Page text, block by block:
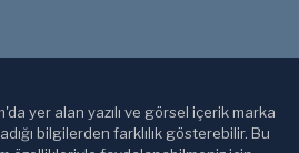
yer alan yazılı ve görsel içerik marka
bilgilerden farklılık gösterebilir. Bu